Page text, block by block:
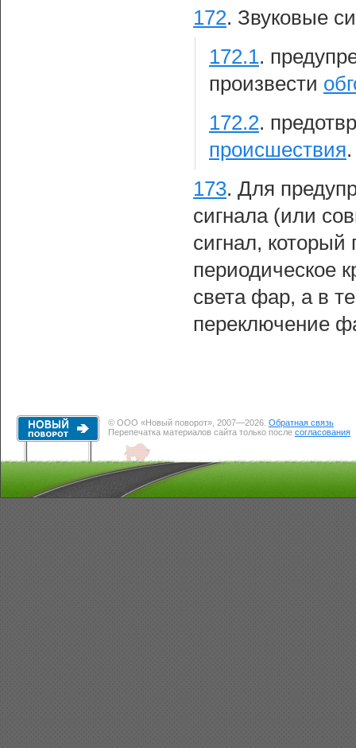
172. Звуковые
172.1.
произвести
172.2.
происшествия.
173. Для
сигнала (или
сигнал, который
периодическое
света фар, а в
переключение
© ООО «Новый поворот», 2007—2026. Обратная связь
Перепечатка материалов сайта только после согласования